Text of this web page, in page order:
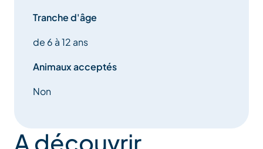
Tranche d'âge
de 6 à 12 ans
Animaux acceptés
Non
A découvrir